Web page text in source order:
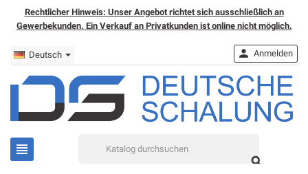
Rechtlicher Hinweis: Unser Angebot richtet sich ausschließlich an
Gewerbekunden. Ein Verkauf an Privatkunden ist online nicht möglich.
Deutsch


 Anmelden